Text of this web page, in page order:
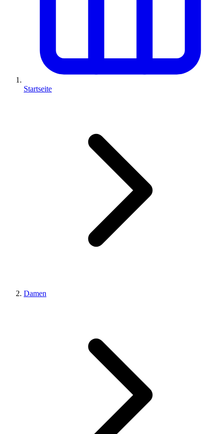
Startseite
Damen